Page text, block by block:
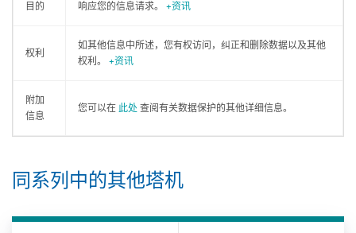
目的 响应您的信息请求。 +资讯
权利
如其他信息中所述，您有权访问，纠正和删除数据以及其他
权利。 +资讯
附加
信息
您可以在 此处 查阅有关数据保护的其他详细信息。
同系列中的其他塔机